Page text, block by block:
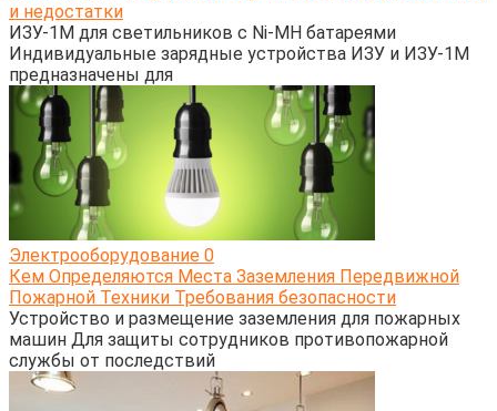
и недостатки
ИЗУ-1М для светильников с Ni-MH батареями
Индивидуальные зарядные устройства ИЗУ и ИЗУ-1М
предназначены для
Электрооборудование 0
Кем Определяются Места Заземления Передвижной
Пожарной Техники Требования безопасности
Устройство и размещение заземления для пожарных
машин Для защиты сотрудников противопожарной
службы от последствий